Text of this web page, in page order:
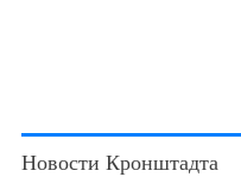
Новости Кронштадта